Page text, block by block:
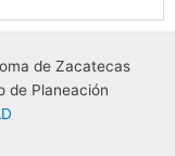
de Zacatecas
de Planeación